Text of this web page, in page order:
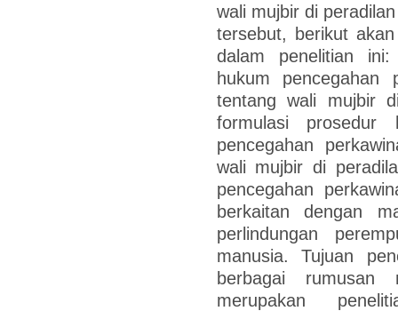
wali mujbir di
tersebut, berikut
dalam penelitian
hukum pencegahan
tentang wali mujbir
formulasi prosedur
pencegahan
wali mujbir di
pencegahan
berkaitan dengan
perlindungan
manusia. Tujuan
berbagai rumusan
merupakan